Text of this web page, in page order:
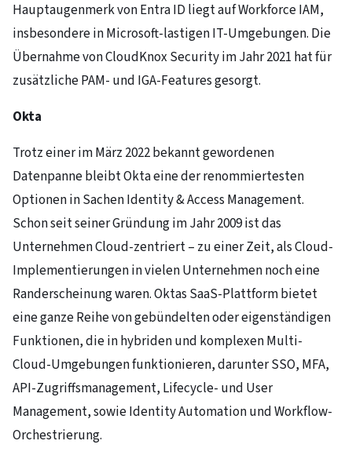
Hauptaugenmerk von Entra ID liegt auf Workforce IAM,
insbesondere in Microsoft-lastigen IT-Umgebungen. Die
Übernahme von CloudKnox Security im Jahr 2021 hat für
zusätzliche PAM- und IGA-Features gesorgt.
Okta
Trotz einer im März 2022 bekannt gewordenen
Datenpanne bleibt Okta eine der renommiertesten
Optionen in Sachen Identity & Access Management.
Schon seit seiner Gründung im Jahr 2009 ist das
Unternehmen Cloud-zentriert – zu einer Zeit, als Cloud-
Implementierungen in vielen Unternehmen noch eine
Randerscheinung waren. Oktas SaaS-Plattform bietet
eine ganze Reihe von gebündelten oder eigenständigen
Funktionen, die in hybriden und komplexen Multi-
Cloud-Umgebungen funktionieren, darunter SSO, MFA,
API-Zugriffsmanagement, Lifecycle- und User
Management, sowie Identity Automation und Workflow-
Orchestrierung.